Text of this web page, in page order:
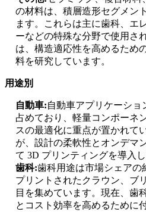
の材料は、積層造形セグメン
ます。これらは主に歯科、エ
ーなどの特殊な分野で使用さ
は、構造適応性を高めるため
料を研究しています。
用途別
自動車:自動車アプリケーショ
占めており、軽量コンポーネ
スの最適化に重点が置かれて
が、設計の柔軟性とオンデマ
て 3D プリンティングを導入し
歯科:歯科用途は市場シェアの
プリントされたクラウン、ブ
目を集めています。現在、歯
とコスト効率を高めるために